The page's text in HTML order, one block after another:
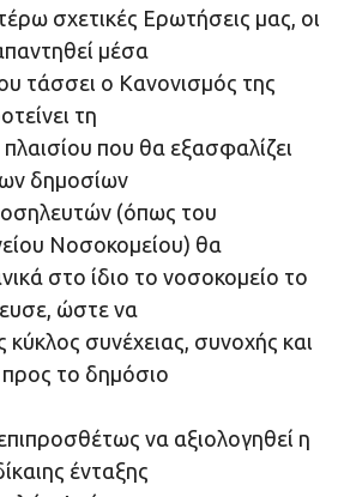
σχετικές Ερωτήσεις μας, οι
μέσα
τάσσει ο Κανονισμός της
τη
που θα εξασφαλίζει
δημοσίων
(όπως του
Νοσοκομείου) θα
στο ίδιο το νοσοκομείο το
ώστε να
κύκλος συνέχειας, συνοχής και
το δημόσιο
να αξιολογηθεί η
ένταξης